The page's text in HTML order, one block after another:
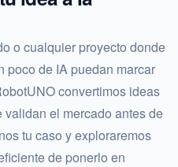
o cualquier proyecto donde
poco de IA puedan marcar
convertimos ideas
el mercado antes de
tu caso y exploraremos
de ponerlo en